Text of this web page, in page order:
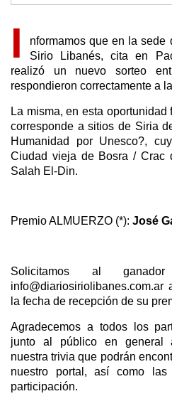
I
nformamos que en la
Sirio Libanés, cita en
realizó un nuevo sorteo
respondieron correctamente a
La misma, en esta
corresponde a sitios de Siria
Humanidad por Unesco?,
Ciudad vieja de Bosra / Crac
Salah El-Din.
Premio ALMUERZO (*): José
Solicitamos al
la fecha de recepción de su
Agradecemos a todos los
junto al público en general
nuestra trivia que podrán
nuestro portal, así como
participación.